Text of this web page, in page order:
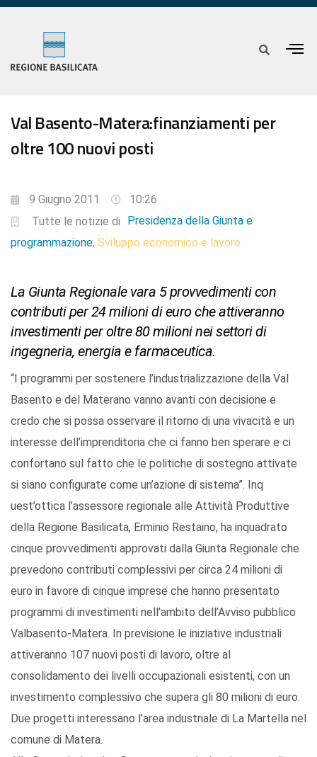
Val Basento-Matera:finanziamenti per
oltre 100 nuovi posti
9 Giugno 2011
10:26
Tutte le notizie di
Presidenza della Giunta e
programmazione, Sviluppo economico e lavoro
La Giunta Regionale vara 5 provvedimenti con
contributi per 24 milioni di euro che attiveranno
investimenti per oltre 80 milioni nei settori di
ingegneria, energia e farmaceutica.
“I programmi per sostenere l’industrializzazione della Val
Basento e del Materano vanno avanti con decisione e
credo che si possa osservare il ritorno di una vivacità e un
interesse dell’imprenditoria che ci fanno ben sperare e ci
confortano sul fatto che le politiche di sostegno attivate
si siano configurate come un’azione di sistema”. Inq
uest’ottica l’assessore regionale alle Attività Produttive
della Regione Basilicata, Erminio Restaino, ha inquadrato
cinque provvedimenti approvati dalla Giunta Regionale che
prevedono contributi complessivi per circa 24 milioni di
euro in favore di cinque imprese che hanno presentato
programmi di investimenti nell’ambito dell’Avviso pubblico
Valbasento-Matera. In previsione le iniziative industriali
attiveranno 107 nuovi posti di lavoro, oltre al
consolidamento dei livelli occupazionali esistenti, con un
investimento complessivo che supera gli 80 milioni di euro.
Due progetti interessano l’area industriale di La Martella nel
comune di Matera.